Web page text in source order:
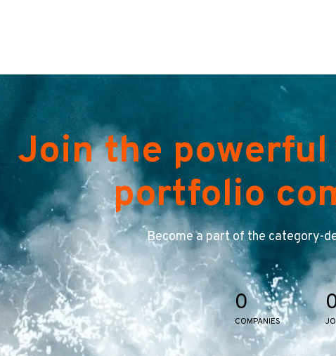
Join the
portfolio
Become a part of the category-
0
COMPANIES